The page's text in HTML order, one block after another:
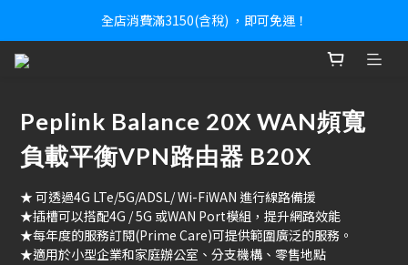
全店消費滿3150(含稅) ，即可免運！
Peplink Balance 20X WAN頻寬
負載平衡VPN路由器 B20X
★ 可透過4G LTe/5G/ADSL/ Wi-FiWAN 進行線路備援
★插槽可以搭配4G / 5G 或WAN Port模組，提升網路效能
★每年度的服務訂閱(Prime Care)可提供範圍廣泛的服務。
★適用於小型企業和家庭辦公室、分支機構、零售地點